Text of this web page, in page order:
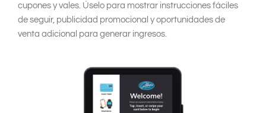
cupones y vales. Úselo para mostrar instrucciones fáciles
de seguir, publicidad promocional y oportunidades de
venta adicional para generar ingresos.